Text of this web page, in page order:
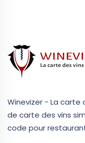
Winevizer - La carte
de carte des vins
code pour